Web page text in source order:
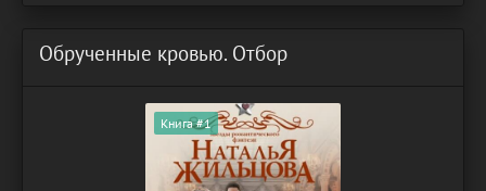
Обрученные кровью. Отбор
Книга #1